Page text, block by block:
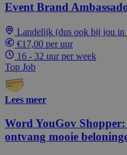
Event Brand
Landelijk (dus ook bij jou in
€17,00 per uur
16 - 32 uur per week
Top Job
Lees meer
Word YouGov
ontvang mooie